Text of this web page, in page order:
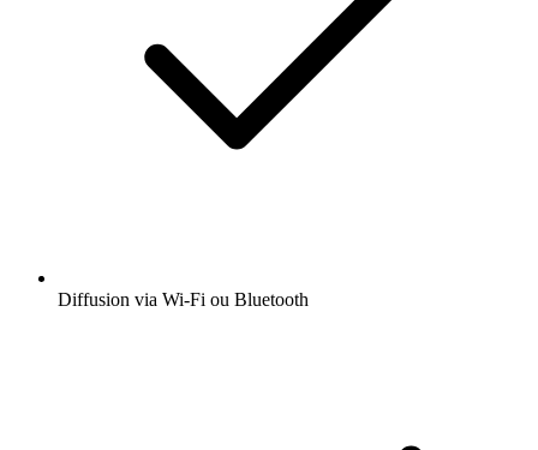
Diffusion via Wi-Fi ou Bluetooth